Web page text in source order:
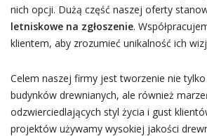
nich opcji. Dużą część naszej oferty
letniskowe na zgłoszenie.
klientem, aby zrozumieć unikalność ich
Celem naszej firmy jest tworzenie nie
budynków drewnianych, ale również
odzwierciedlających styl życia i gust
projektów używamy wysokiej jakości